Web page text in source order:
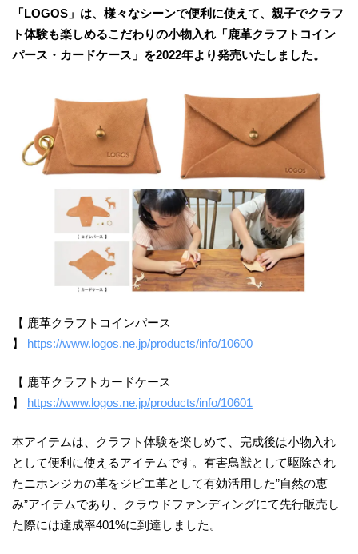
「LOGOS」は、様々なシーンで便利に使えて、親子でクラフ
ト体験も楽しめるこだわりの小物入れ「鹿革クラフトコイン
パース・カードケース」を2022年より発売いたしました。
【 鹿革クラフトコインパース
】 https://www.logos.ne.jp/products/info/10600
【 鹿革クラフトカードケース
】 https://www.logos.ne.jp/products/info/10601
本アイテムは、クラフト体験を楽しめて、完成後は小物入れ
として便利に使えるアイテムです。有害鳥獣として駆除され
たニホンジカの革をジビエ革として有効活用した”自然の恵
み”アイテムであり、クラウドファンディングにて先行販売し
た際には達成率401%に到達しました。